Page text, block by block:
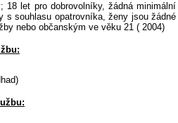
18 let pro dobrovolníky, žádná minimální
s souhlasu opatrovníka, ženy jsou žádné
nebo občanským ve věku 21 ( 2004)